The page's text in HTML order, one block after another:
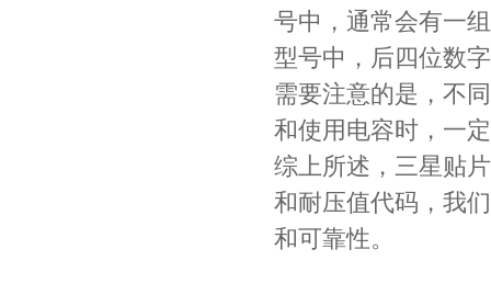
号中，通常会有一
型号中，后四位数
需要注意的是，不
和使用电容时，一
综上所述，三星贴
和耐压值代码，我
和可靠性。